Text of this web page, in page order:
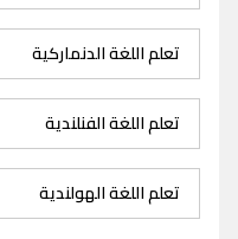
تعلم اللغة الدنماركية
تعلم اللغة الفنلندية
تعلم اللغة الهولندية